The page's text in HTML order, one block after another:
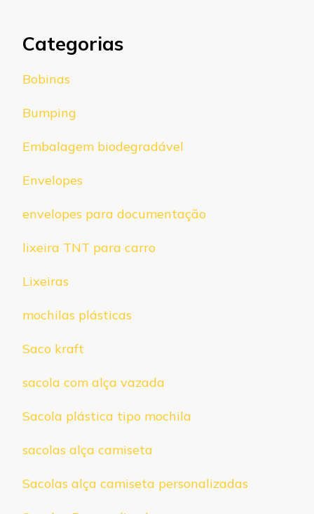
Categorias
Bobinas
Bumping
Embalagem biodegradável
Envelopes
envelopes para documentação
lixeira TNT para carro
Lixeiras
mochilas plásticas
Saco kraft
sacola com alça vazada
Sacola plástica tipo mochila
sacolas alça camiseta
Sacolas alça camiseta personalizadas